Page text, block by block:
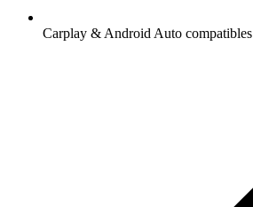
Carplay & Android Auto compatibles